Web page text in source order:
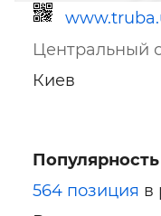
Ссылка для мобильных
Центральный
Киев
564 позиция в